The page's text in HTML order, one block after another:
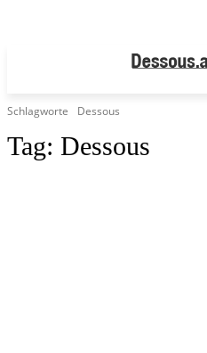
Schlagworte Dessous
Tag: Dessous